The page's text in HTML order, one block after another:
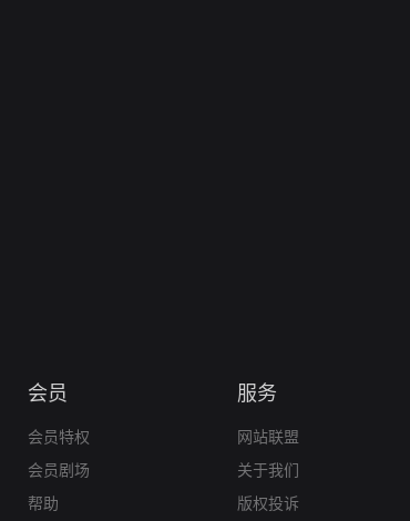
会员
会员特权
会员剧场
帮助
服务
网站联盟
关于我们
版权投诉